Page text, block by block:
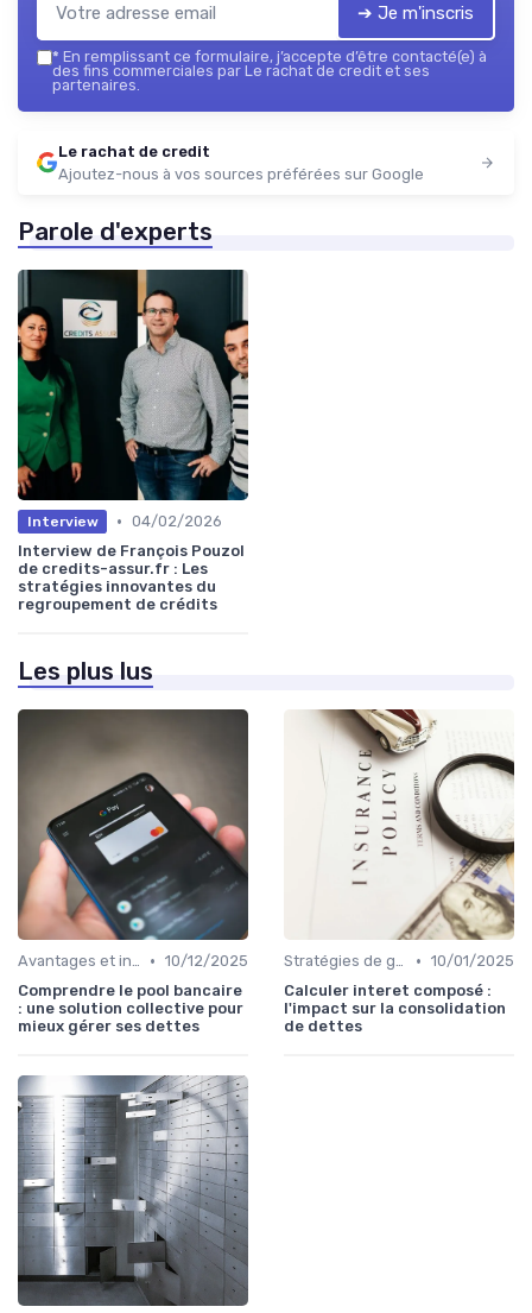
➔ Je m'inscris
* En remplissant ce formulaire, j’accepte d’être contacté(e) à
des fins commerciales par Le rachat de credit et ses
partenaires.
Le rachat de credit
Ajoutez-nous à vos sources préférées sur Google
Parole d'experts
Interview • 04/02/2026
Interview de François Pouzol
de credits-assur.fr : Les
stratégies innovantes du
regroupement de crédits
Les plus lus
Avantages et inconvénients • 10/12/2025
Comprendre le pool bancaire
: une solution collective pour
mieux gérer ses dettes
Stratégies de gestion de dette • 10/01/2025
Calculer interet composé :
l'impact sur la consolidation
de dettes